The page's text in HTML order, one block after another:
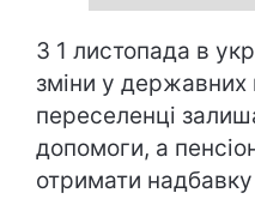
З 1 листопада в
зміни у державних
переселенці
допомоги, а
отримати надбавку